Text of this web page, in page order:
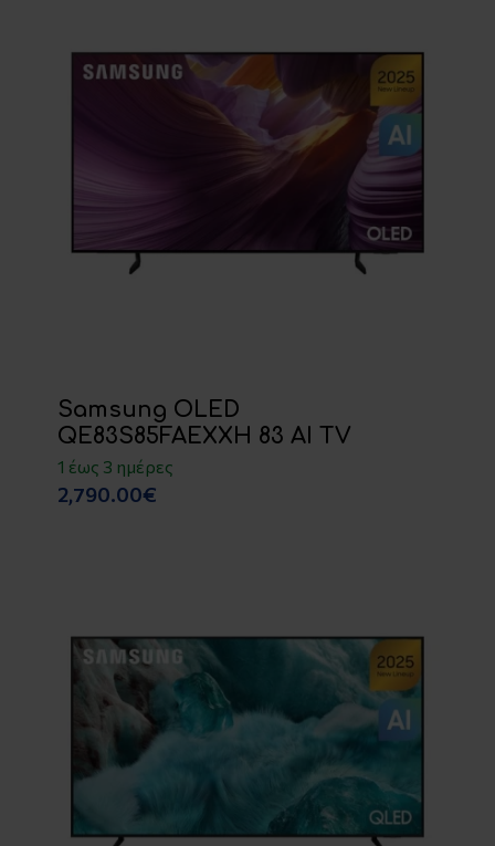
Samsung OLED
QE83S85FAEXXH 83 AI TV
1 έως 3 ημέρες
2,790.00€